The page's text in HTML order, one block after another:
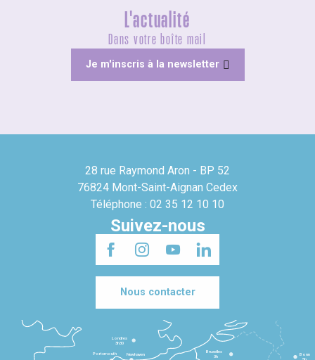
L'actualité
Dans votre boîte mail
Je m'inscris à la newsletter
28 rue Raymond Aron - BP 52
76824 Mont-Saint-Aignan Cedex
Téléphone : 02 35 12 10 10
Suivez-nous
Nous contacter
Bruxelles
3h
Londres
3h30
Newhaven
Portsmouth
Bonn
5h